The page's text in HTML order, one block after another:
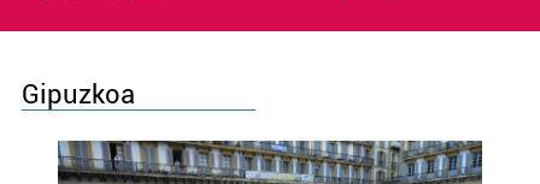
Gipuzkoa